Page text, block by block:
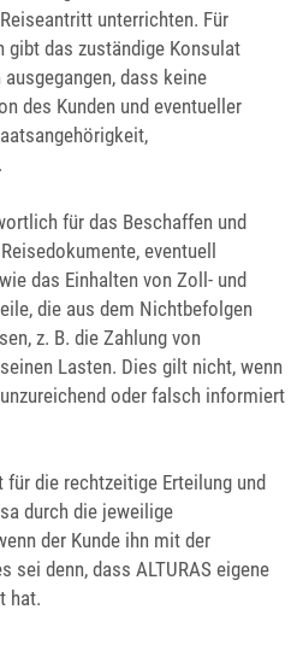
unterrichten. Für
gibt das zuständige Konsulat
dass keine
des Kunden und eventueller
für das Beschaffen und
eventuell
das Einhalten von Zoll- und
die aus dem Nichtbefolgen
z. B. die Zahlung von
Lasten. Dies gilt nicht, wenn
oder falsch informiert
für die rechtzeitige Erteilung und
durch die jeweilige
der Kunde ihn mit der
sei denn, dass ALTURAS eigene
hat.